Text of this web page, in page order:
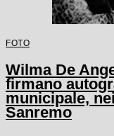
FOTO
Wilma De
firmano
municipale,
Sanremo